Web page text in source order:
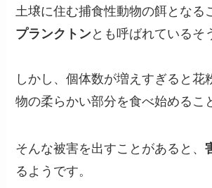
土壌に住む捕食性動物の餌となる
プランクトンとも呼ばれているそ
しかし、個体数が増えすぎると花
物の柔らかい部分を食べ始めるこ
そんな被害を出すことがあると、
るようです。